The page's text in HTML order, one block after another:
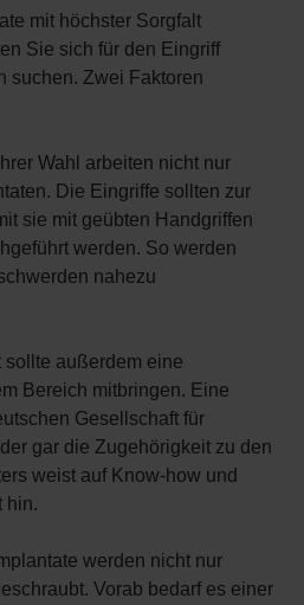
mit höchster Sorgfalt
Sie sich für den Eingriff
suchen. Zwei Faktoren
Wahl arbeiten nicht nur
Die Eingriffe sollten zur
sie mit geübten Handgriffen
werden. So werden
nahezu
sollte außerdem eine
Bereich mitbringen. Eine
Gesellschaft für
gar die Zugehörigkeit zu den
weist auf Know-how und
hin.
werden nicht nur
Vorab bedarf es einer